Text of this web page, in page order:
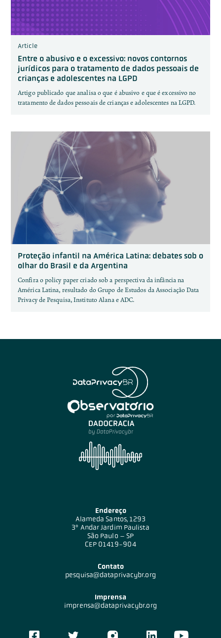
Article
Entre o abusivo e o excessivo: novos contornos
jurídicos para o tratamento de dados pessoais de
crianças e adolescentes na LGPD
Artigo publicado que analisa o que é abusivo e que é excessivo no
tratamento de dados pessoais de crianças e adolescentes na LGPD.
Proteção infantil na América Latina: debates sob o
olhar do Brasil e da Argentina
Confira o policy paper criado sob a perspectiva da infância na
América Latina, resultado do Grupo de Estudos da Associação Data
Privacy de Pesquisa, Instituto Alana e ADC.
Endereço
Alameda Santos, 1293
3º Andar Jardim Paulista
São Paulo – SP
CEP 01419-904
Contato
pesquisa@dataprivacybr.org
Imprensa
imprensa@dataprivacybr.org